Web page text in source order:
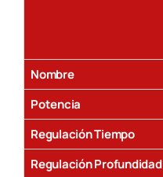
Nombre
Potencia
Regulación Tiempo
Regulación Profundidad